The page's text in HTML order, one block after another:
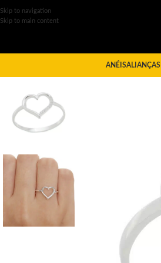
Skip to navigation
Skip to main content
ANÉISALIANÇAS